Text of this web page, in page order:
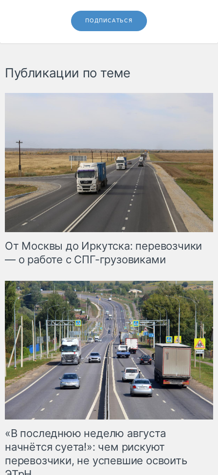
ПОДПИСАТЬСЯ
Публикации по теме
От Москвы до Иркутска: перевозчики
— о работе с СПГ-грузовиками
«В последнюю неделю августа
начнётся суета!»: чем рискуют
перевозчики, не успевшие освоить